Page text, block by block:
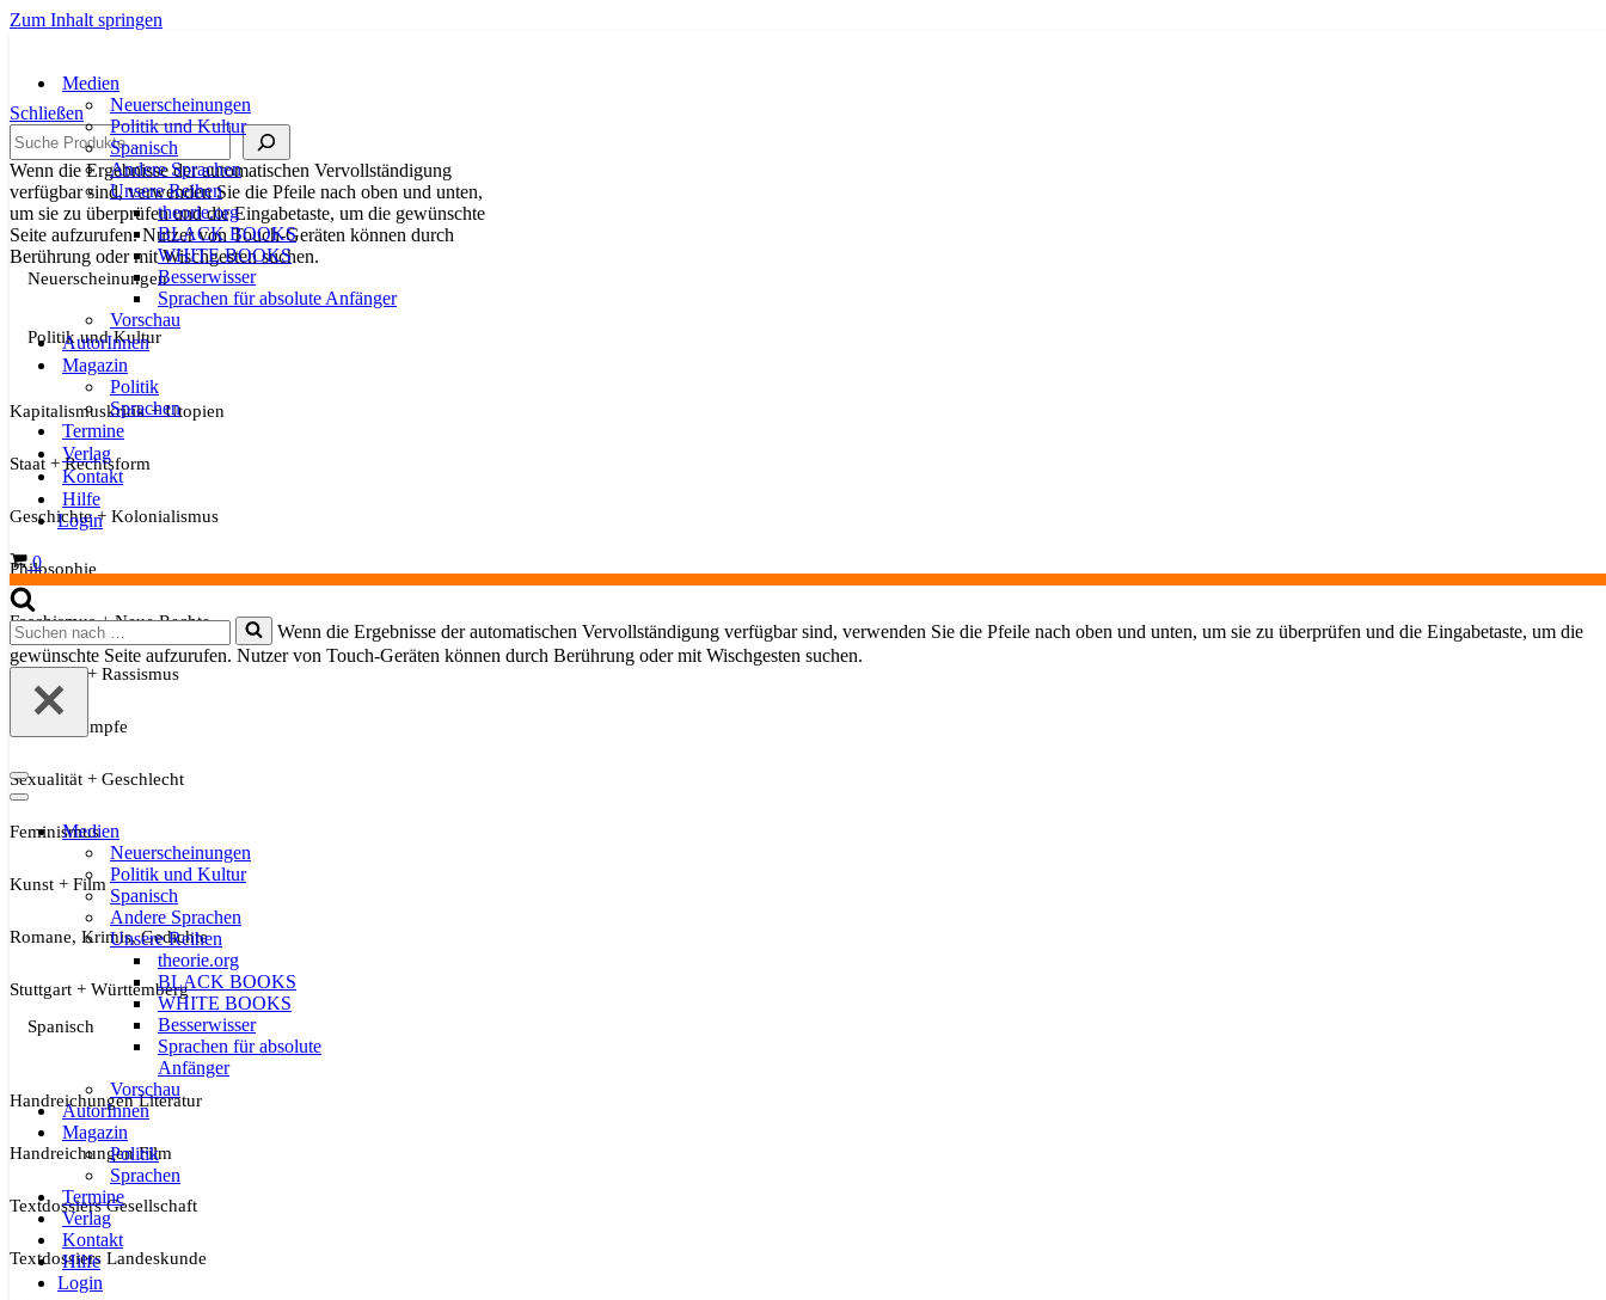
Zum Inhalt springen
Medien
Neuerscheinungen
Politik und Kultur
Spanisch
Andere Sprachen
Unsere Reihen
theorie.org
BLACK BOOKS
WHITE BOOKS
Besserwisser
Sprachen für absolute Anfänger
Vorschau
AutorInnen
Magazin
Politik
Sprachen
Termine
Verlag
Kontakt
Hilfe
Login
Warenkorb
0
Suchen
nach …
Wenn die Ergebnisse der automatischen Vervollständigung verfügbar sind, verwenden Sie die Pfeile nach oben und unten, um sie zu überprüfen und die Eingabetaste, um die
gewünschte Seite aufzurufen. Nutzer von Touch-Geräten können durch Berührung oder mit Wischgesten suchen.
Navigationsmenü
Navigationsmenü
Medien
Neuerscheinungen
Politik und Kultur
Spanisch
Andere Sprachen
Unsere Reihen
theorie.org
BLACK BOOKS
WHITE BOOKS
Besserwisser
Sprachen für absolute
Anfänger
Vorschau
AutorInnen
Magazin
Politik
Sprachen
Termine
Verlag
Kontakt
Hilfe
Login
Schließen
Suche
Wenn die Ergebnisse der automatischen Vervollständigung
verfügbar sind, verwenden Sie die Pfeile nach oben und unten,
um sie zu überprüfen und die Eingabetaste, um die gewünschte
Seite aufzurufen. Nutzer von Touch-Geräten können durch
Berührung oder mit Wischgesten suchen.
Neuerscheinungen
Politik und Kultur
Kapitalismuskritik + Utopien
Staat + Rechtsform
Geschichte + Kolonialismus
Philosophie
Faschismus + Neue Rechte
Migration + Rassismus
Soziale Kämpfe
Sexualität + Geschlecht
Feminismus
Kunst + Film
Romane, Krimis, Gedichte
Stuttgart + Württemberg
Spanisch
Handreichungen Literatur
Handreichungen Film
Textdossiers Gesellschaft
Textdossiers Landeskunde